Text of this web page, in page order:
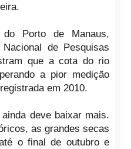
Porto de Manaus,
de Pesquisas
que a cota do rio
a pior medição
em 2010.
deve baixar mais.
as grandes secas
o final de outubro e